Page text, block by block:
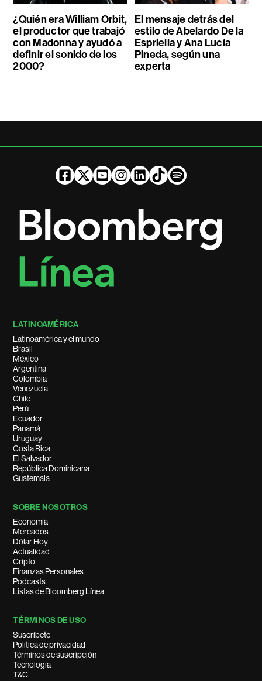
¿Quién era William Orbit,
el productor que trabajó
con Madonna y ayudó a
definir el sonido de los
2000?
El mensaje detrás del
estilo de Abelardo De la
Espriella y Ana Lucía
Pineda, según una
experta
LATINOAMÉRICA
Latinoamérica y el mundo
Brasil
México
Argentina
Colombia
Venezuela
Chile
Perú
Ecuador
Panamá
Uruguay
Costa Rica
El Salvador
República Dominicana
Guatemala
SOBRE NOSOTROS
Economía
Mercados
Dólar Hoy
Actualidad
Cripto
Finanzas Personales
Podcasts
Listas de Bloomberg Línea
TÉRMINOS DE USO
Suscríbete
Política de privacidad
Términos de suscripción
Tecnología
T&C